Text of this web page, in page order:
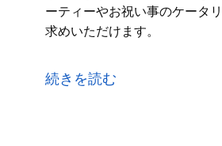
ーティーやお祝い事のケータ
求めいただけます。
で、イタリアの真髄をバルメ
じっくり煮込んだソースなど
続きを読む